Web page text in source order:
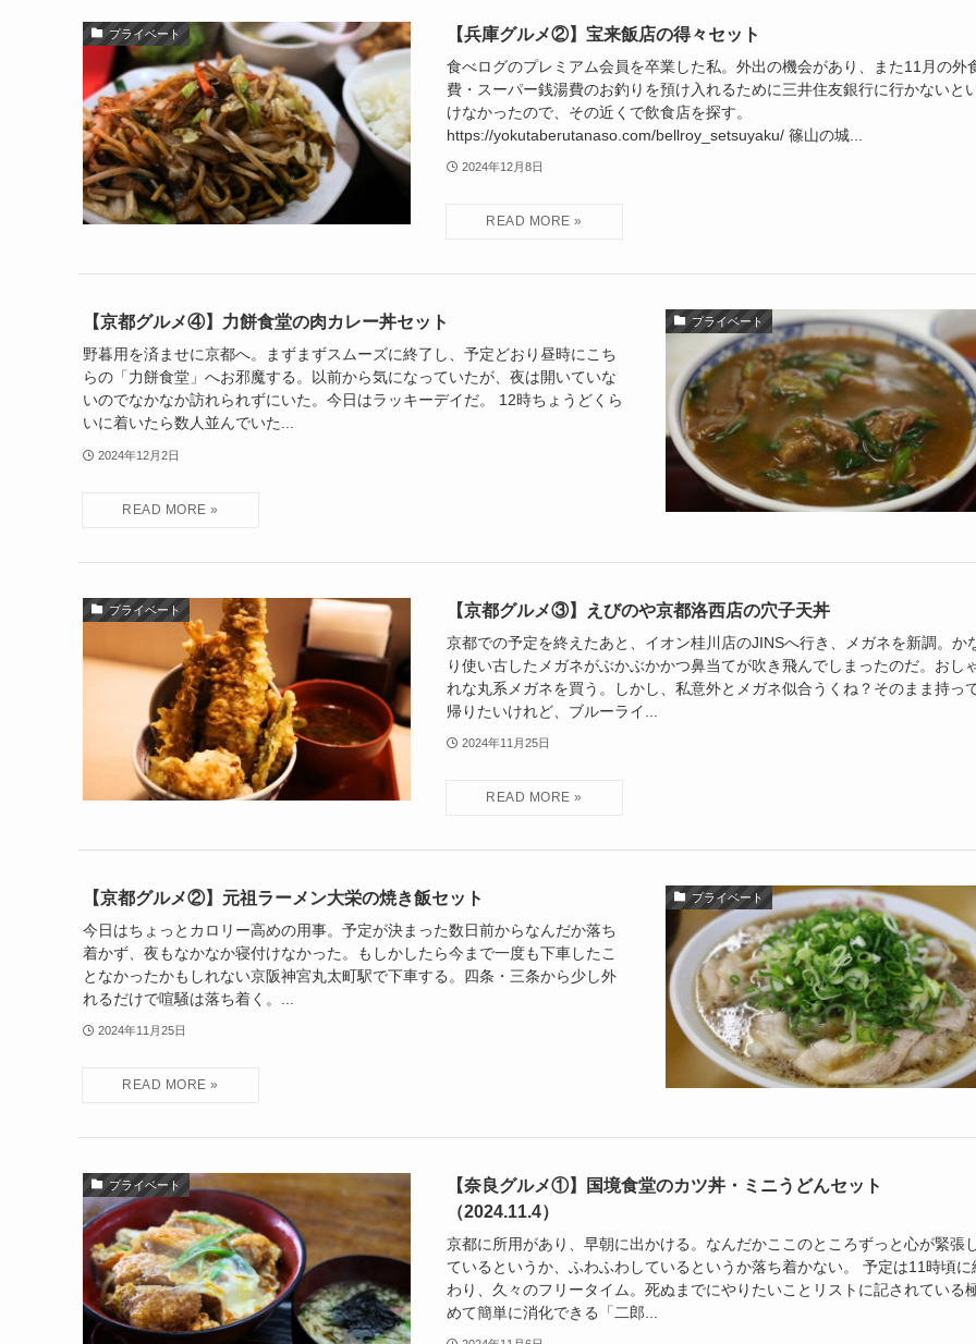
プライベート 【兵庫グルメ②】宝来飯店の得々セット
食べログのプレミアム会員を卒業した私。外出の機会があり、また11月の外
費・スーパー銭湯費のお釣りを預け入れるために三井住友銀行に行かないと
けなかったので、その近くで飲食店を探す。
https://yokutaberutanaso.com/bellroy_setsuyaku/ 篠山の城...
2024年12月8日
プライベート
【京都グルメ④】力餅食堂の肉カレー丼セット
野暮用を済ませに京都へ。まずまずスムーズに終了し、予定どおり昼時にこち
らの「力餅食堂」へお邪魔する。以前から気になっていたが、夜は開いていな
いのでなかなか訪れられずにいた。今日はラッキーデイだ。 12時ちょうどくら
いに着いたら数人並んでいた...
2024年12月2日
プライベート 【京都グルメ③】えびのや京都洛西店の穴子天丼
京都での予定を終えたあと、イオン桂川店のJINSへ行き、メガネを新調。か
り使い古したメガネがぶかぶかかつ鼻当てが吹き飛んでしまったのだ。おし
れな丸系メガネを買う。しかし、私意外とメガネ似合うくね？そのまま持っ
帰りたいけれど、ブルーライ...
2024年11月25日
プライベート
【京都グルメ②】元祖ラーメン大栄の焼き飯セット
今日はちょっとカロリー高めの用事。予定が決まった数日前からなんだか落ち
着かず、夜もなかなか寝付けなかった。もしかしたら今まで一度も下車したこ
となかったかもしれない京阪神宮丸太町駅で下車する。四条・三条から少し外
れるだけで喧騒は落ち着く。...
2024年11月25日
プライベート
【奈良グルメ①】国境食堂のカツ丼・ミニうどんセット
（2024.11.4）
京都に所用があり、早朝に出かける。なんだかここのところずっと心が緊張
ているというか、ふわふわしているというか落ち着かない。 予定は11時頃に
わり、久々のフリータイム。死ぬまでにやりたいことリストに記されている
めて簡単に消化できる「二郎...